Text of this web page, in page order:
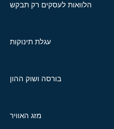
הלוואות לעסקים רק תבקש
עגלת תינוקות
בורסה ושוק ההון
מזג האוויר